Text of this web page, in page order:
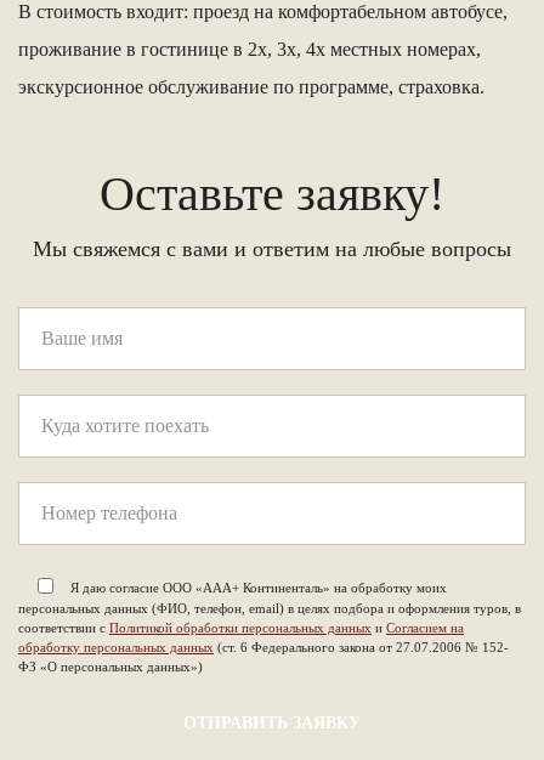
В стоимость входит: проезд на комфортабельном автобусе,
проживание в гостинице в 2х, 3х, 4х местных номерах,
экскурсионное обслуживание по программе, страховка.
Оставьте заявку!
Мы свяжемся с вами и ответим на любые вопросы
Я даю согласие ООО «ААА+ Континенталь» на обработку моих
персональных данных (ФИО, телефон, email) в целях подбора и оформления туров, в
соответствии с Политикой обработки персональных данных и Согласием на
обработку персональных данных (ст. 6 Федерального закона от 27.07.2006 № 152-
ФЗ «О персональных данных»)